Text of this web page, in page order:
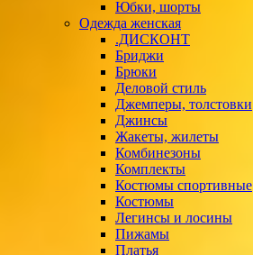
Юбки, шорты
Одежда женская
.ДИСКОНТ
Бриджи
Брюки
Деловой стиль
Джемперы, толстовки
Джинсы
Жакеты, жилеты
Комбинезоны
Комплекты
Костюмы спортивные
Костюмы
Легинсы и лосины
Пижамы
Платья